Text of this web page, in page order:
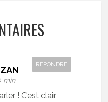
min
RÉPONDRE
! C’est clair